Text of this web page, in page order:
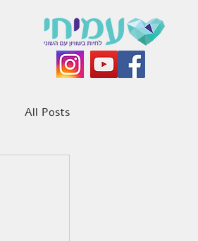
All Posts